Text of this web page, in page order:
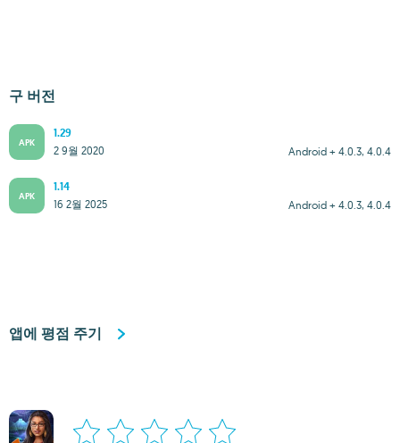
구 버전
APK
1.29
Android + 4.0.3, 4.0.4
2 9월 2020
APK
1.14
Android + 4.0.3, 4.0.4
16 2월 2025
앱에 평점 주기